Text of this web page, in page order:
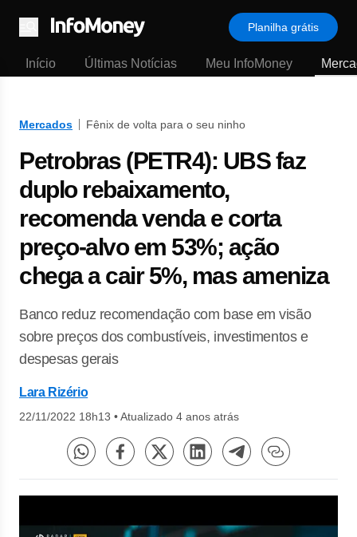
Menu
Planilha grátis
Início Últimas Notícias Meu InfoMoney
Mercados Fênix de volta para o seu ninho
Petrobras (PETR4): UBS faz
duplo rebaixamento,
recomenda venda e corta
preço-alvo em 53%; ação
chega a cair 5%, mas ameniza
Banco reduz recomendação com base em visão
sobre preços dos combustíveis, investimentos e
despesas gerais
Lara Rizério
22/11/2022 18h13 •Atualizado 4 anos atrás